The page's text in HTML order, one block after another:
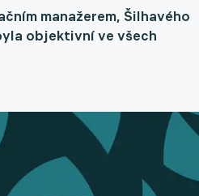
manažerem, Šilhavého
objektivní ve všech